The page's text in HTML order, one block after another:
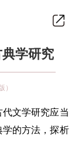
学研究
）
文学研究应当
的方法，探析